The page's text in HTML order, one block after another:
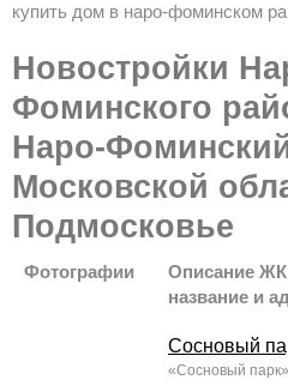
купить дом в наро-фоминском
Новостройки
Фоминского
Наро-
Московской
Подмосковье
Фотографии
Описание
название и
Сосновый
«Сосновый